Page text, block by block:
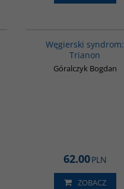
Węgierski syndrom:
Trianon
Góralczyk Bogdan
62.00PLN
ZOBACZ